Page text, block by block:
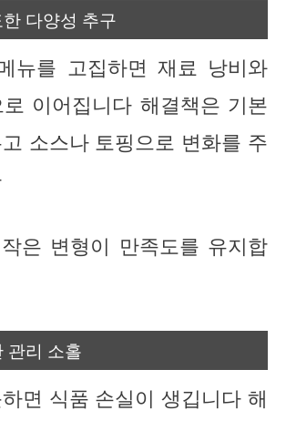
다양성 추구
뉴를 고집하면 재료 낭비와
이어집니다 해결책은 기본
소스나 토핑으로 변화를 주
은 변형이 만족도를 유지합
관리 소홀
면 식품 손실이 생깁니다 해